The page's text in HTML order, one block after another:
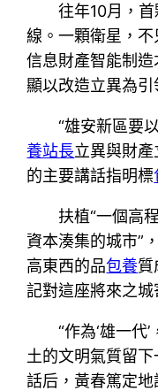
往年10月，
線。一顆衛星，
信息財產智能制造
顯以改造立異為引
“雄安新區要
養站長立異與財
的主要講話指明標
扶植“一個高
資本湊集的城市”
高東西的品包養質
記對這座將來之城
“作為‘雄一代
土的文明氣質留
話后，黃春篤定